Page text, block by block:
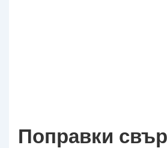
Поправки